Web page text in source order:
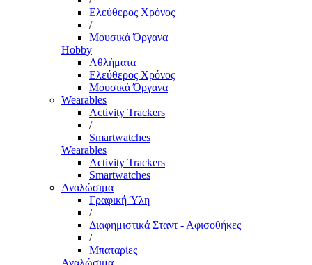
Ελεύθερος Χρόνος
/
Μουσικά Όργανα
Hobby
Αθλήματα
Ελεύθερος Χρόνος
Μουσικά Όργανα
Wearables
Activity Trackers
/
Smartwatches
Wearables
Activity Trackers
Smartwatches
Αναλώσιμα
Γραφική Ύλη
/
Διαφημιστικά Σταντ - Αφισοθήκες
/
Μπαταρίες
Αναλώσιμα